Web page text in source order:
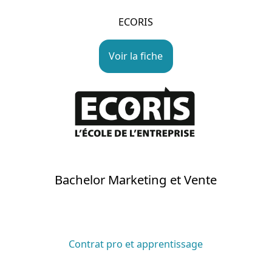
ECORIS
Voir la fiche
Bachelor Marketing et Vente
Contrat pro et apprentissage